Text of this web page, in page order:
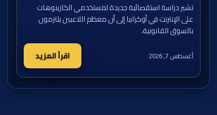
تشير دراسة استقصائية جديدة لمستخدمي الكازينوهات
على الإنترنت في أوكرانيا إلى أن معظم اللاعبين يلتزمون
بالسوق القانونية،
أغسطس 7, 2026 اقرأ المزيد